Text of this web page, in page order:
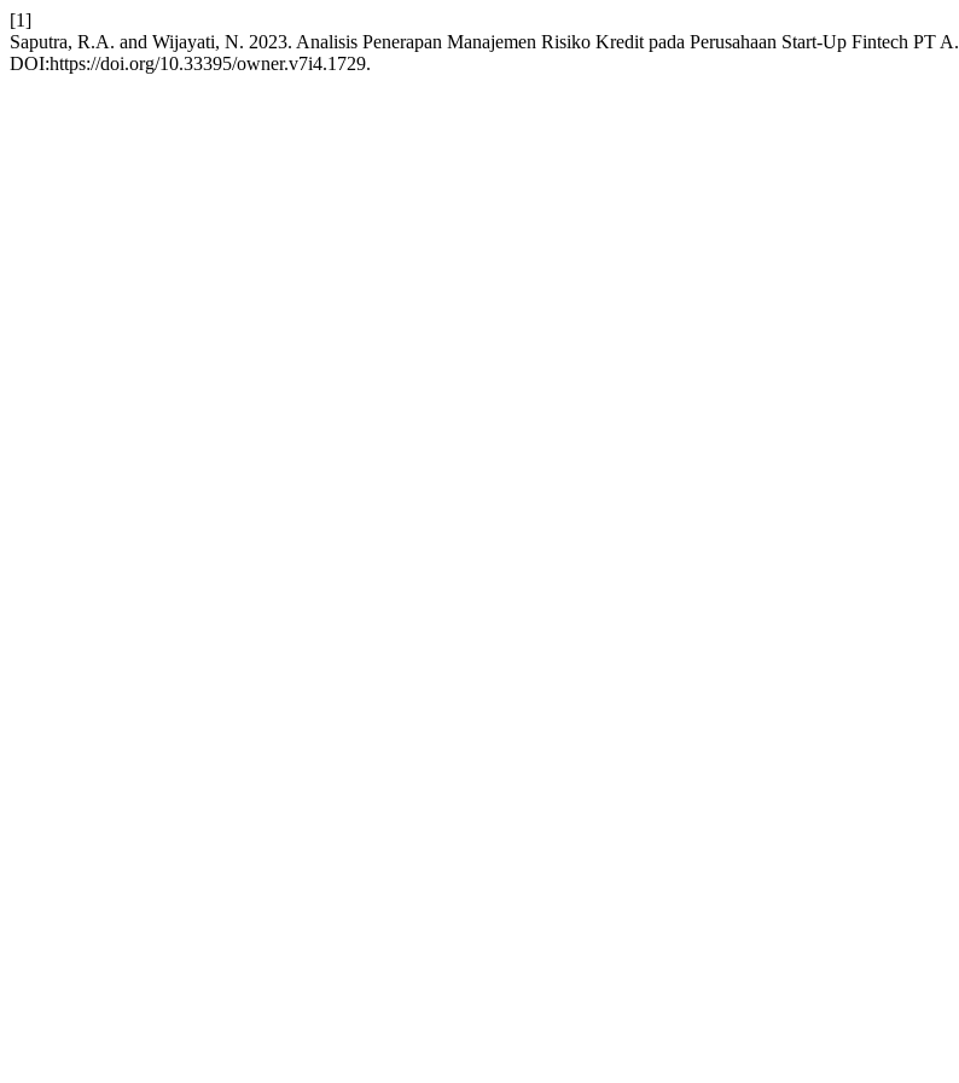
[1]
Saputra, R.A. and Wijayati, N. 2023. Analisis Penerapan Manajemen Risiko Kredit pada Perusahaan Start-Up Fintech PT A.
DOI:https://doi.org/10.33395/owner.v7i4.1729.